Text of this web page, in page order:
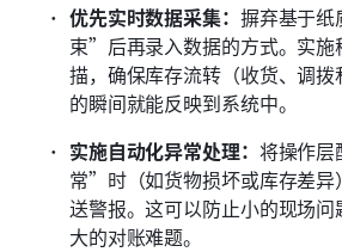
优先实时数据采集： 摒弃基于
束”后再录入数据的方式。实施
描，确保库存流转（收货、调
的瞬间就能反映到系统中。
实施自动化异常处理： 将操作
常”时（如货物损坏或库存差异
送警报。这可以防止小的现场问
大的对账难题。